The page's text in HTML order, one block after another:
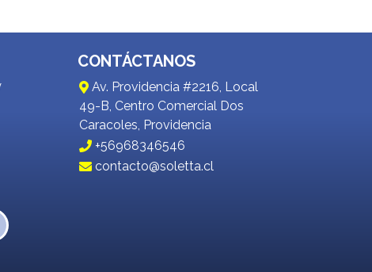
CONTÁCTANOS
Av. Providencia #2216, Local
49-B, Centro Comercial Dos
Caracoles, Providencia
+56968346546
contacto@soletta.cl